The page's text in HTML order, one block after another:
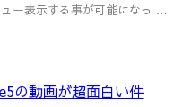
ー表示する事が可能になっ …
の動画が超面白い件